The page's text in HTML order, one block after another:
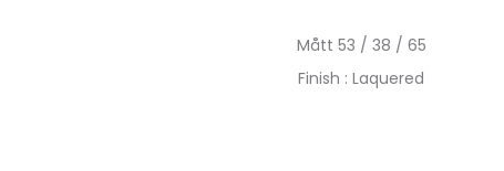
Mått 53 / 38 / 65
Finish : Laquered